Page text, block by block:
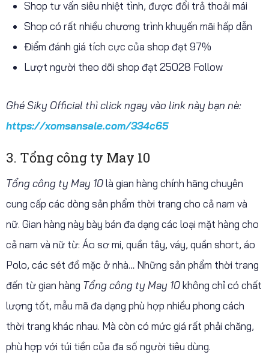
Shop tư vấn siêu nhiệt tình, được đổi trả thoải mái
Shop có rất nhiều chương trình khuyến mãi hấp dẫn
Điểm đánh giá tích cực của shop đạt 97%
Lượt người theo dõi shop đạt 25028 Follow
Ghé Siky Official thì click ngay vào link này bạn nè:
https://xomsansale.com/334c65
3. Tổng công ty May 10
Tổng công ty May 10là gian hàng chính hãng chuyên
cung cấp các dòng sản phẩm thời trang cho cả nam và
nữ. Gian hàng này bày bán đa dạng các loại mặt hàng cho
cả nam và nữ từ: Áo sơ mi, quần tây, váy, quần short, áo
Polo, các sét đồ mặc ở nhà… Những sản phẩm thời trang
đến từ gian hàng Tổng công ty May 10không chỉ có chất
lượng tốt, mẫu mã đa dạng phù hợp nhiều phong cách
thời trang khác nhau. Mà còn có mức giá rất phải chăng,
phù hợp với túi tiền của đa số người tiêu dùng.